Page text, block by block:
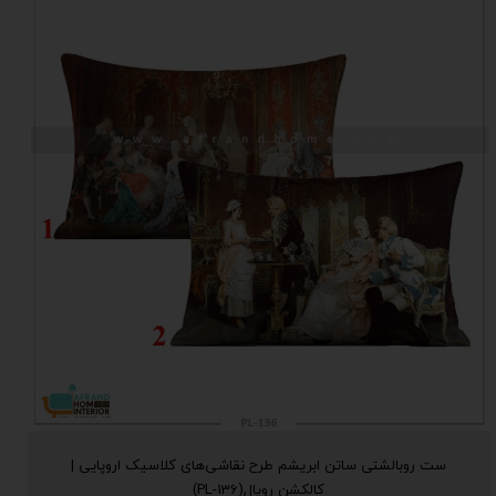
ست روبالشتی ساتن ابریشم طرح نقاشی‌های کلاسیک اروپایی |
کالکشن رویال(PL-136)